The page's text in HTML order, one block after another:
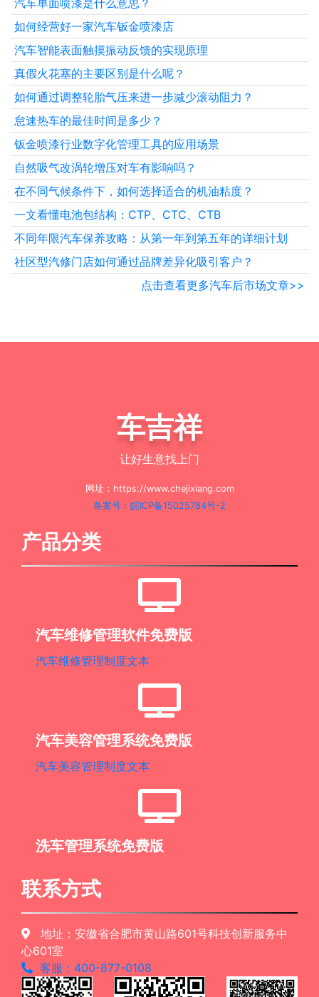
汽车单面喷漆是什么意思？
如何经营好一家汽车钣金喷漆店
汽车智能表面触摸振动反馈的实现原理
真假火花塞的主要区别是什么呢？
如何通过调整轮胎气压来进一步减少滚动阻力？
怠速热车的最佳时间是多少？
钣金喷漆行业数字化管理工具的应用场景
自然吸气改涡轮增压对车有影响吗？
在不同气候条件下，如何选择适合的机油粘度？
一文看懂电池包结构：CTP、CTC、CTB
不同年限汽车保养攻略：从第一年到第五年的详细计划
社区型汽修门店如何通过品牌差异化吸引客户？
点击查看更多汽车后市场文章>>
车吉祥
让好生意找上门
网址：https://www.chejixiang.com
备案号：皖ICP备15025784号-2
产品分类
汽车维修管理软件免费版
汽车维修管理制度文本
汽车美容管理系统免费版
汽车美容管理制度文本
洗车管理系统免费版
联系方式
地址：安徽省合肥市黄山路601号科技创新服务中
心601室
客服：400-877-0108